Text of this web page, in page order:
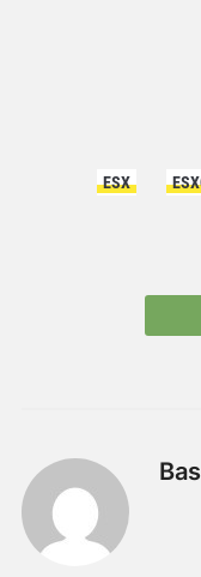
ESX
Bas